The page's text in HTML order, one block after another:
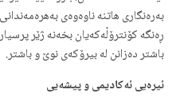
بەرەنگاری هاتنە ناوەوەی
ڕەنگە کۆنترۆڵەکەیان بخەنە ژێر
باشتر دەزانن لە بیرۆکەی نوێ و باشتر.
ئیرەیی ئەکادیمی و پیشەیی